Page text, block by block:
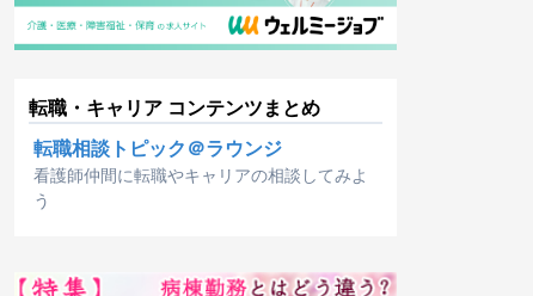
転職・キャリア コンテンツまとめ
転職相談トピック＠ラウンジ
看護師仲間に転職やキャリアの相談してみよ
う